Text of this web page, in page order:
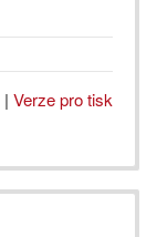
| Verze pro tisk